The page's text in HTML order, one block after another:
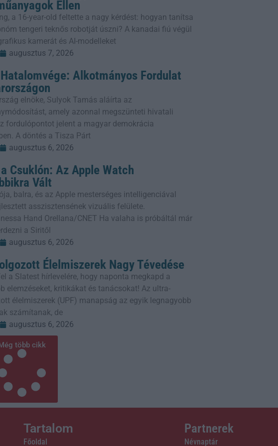
Ellen
a 16-year-old feltette a nagy kérdést: hogyan tanítsa
tengeri teknős robotját úszni? A kanadai fiú végül
kamerát és AI-modelleket
augusztus 7, 2026
Alkotmányos Fordulat
elnöke, Sulyok Tamás aláírta az
amely azonnal megszünteti hivatali
fordulópontot jelent a magyar demokrácia
A döntés a Tisza Párt
augusztus 6, 2026
Csuklón: Az Apple Watch
Vált
balra, és az Apple mesterséges intelligenciával
asszisztensének vizuális felülete.
Hand Orellana/CNET Ha valaha is próbáltál már
a Siritől
augusztus 6, 2026
Élelmiszerek Nagy Tévedése
a Slatest hírlevelére, hogy naponta megkapd a
elemzéseket, kritikákat és tanácsokat! Az ultra-
élelmiszerek (UPF) manapság az egyik legnagyobb
számítanak, de
augusztus 6, 2026
Még több cikk
Tartalom
Főoldal
Partnerek
Névnaptár